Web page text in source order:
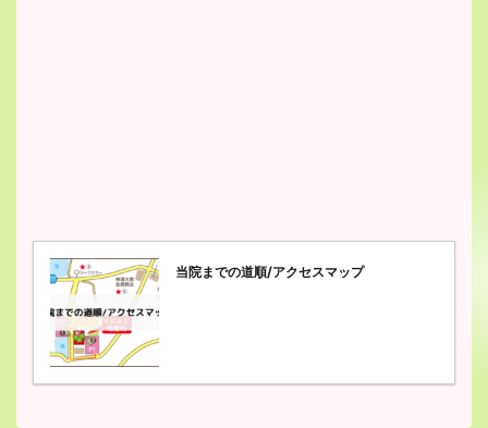
当院までの道順/アクセスマップ